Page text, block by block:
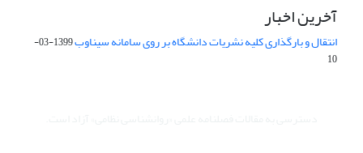
آخرین اخبار
انتقال و بارگذاری کلیه نشریات دانشگاه بر روی سامانه سیناوب
1399-03-
10